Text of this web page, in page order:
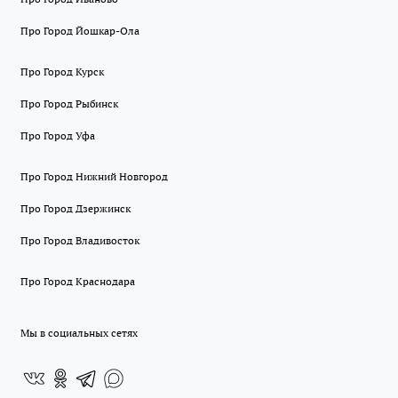
Про Город Йошкар-Ола
Про Город Курск
Про Город Рыбинск
Про Город Уфа
Про Город Нижний Новгород
Про Город Дзержинск
Про Город Владивосток
Про Город Краснодара
Мы в социальных сетях